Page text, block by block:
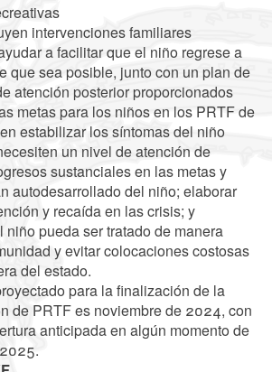
intervenciones familiares
a facilitar que el niño regrese a
que sea posible, junto con un plan de
atención posterior proporcionados
metas para los niños en los PRTF de
estabilizar los síntomas del niño
un nivel de atención de
sustanciales en las metas y
autodesarrollado del niño; elaborar
y recaída en las crisis; y
niño pueda ser tratado de manera
y evitar colocaciones costosas
del estado.
para la finalización de la
de PRTF es noviembre de 2024, con
anticipada en algún momento de